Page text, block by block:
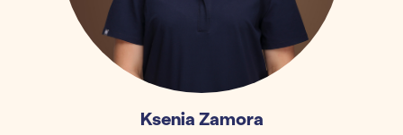
Ksenia Zamora